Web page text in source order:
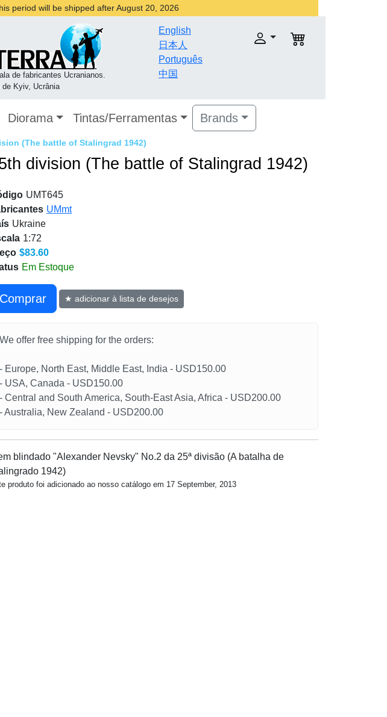
period will be shipped after August 20, 2026
de fabricantes Ucranianos.
de Kyiv, Ucrânia
English
日本人
Português
中国
Diorama Tintas/Ferramentas Brands
(The battle of Stalingrad 1942)
division (The battle of Stalingrad 1942)
UMT645
UMmt
Ukraine
1:72
$83.60
Em Estoque
Сomprar ★ adicionar à lista de desejos
We offer free shipping for the orders:
- Europe, North East, Middle East, India - USD150.00
- USA, Canada - USD150.00
- Central and South America, South-East Asia, Africa - USD200.00
- Australia, New Zealand - USD200.00
blindado "Alexander Nevsky" No.2 da 25ª divisão (A batalha de
1942)
produto foi adicionado ao nosso catálogo em 17 September, 2013